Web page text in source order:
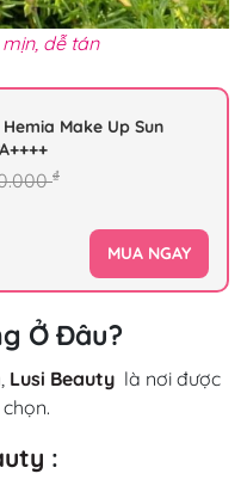
dễ tán
Make Up Sun
₫
MUA NGAY
Ở Đâu?
Lusi Beauty là nơi được
: